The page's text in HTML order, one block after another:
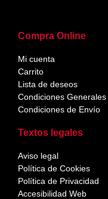
Compra Online
Mi cuenta
Carrito
Lista de deseos
Condiciones Generales
Condiciones de Envío
Textos legales
Aviso legal
Política de Cookies
Política de Privacidad
Accesibilidad Web